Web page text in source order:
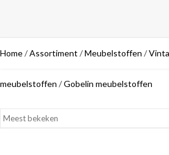
Home/Assortiment /Meubelstoffen /
meubelstoffen /Gobelin meubelstoffen